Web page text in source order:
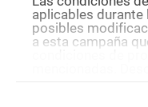
aplicables durante
posibles
a esta campaña